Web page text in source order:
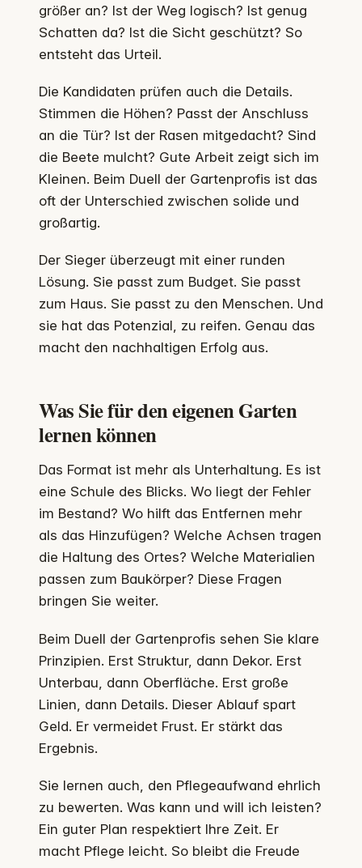
größer an? Ist der Weg logisch? Ist genug
Schatten da? Ist die Sicht geschützt? So
entsteht das Urteil.
Die Kandidaten prüfen auch die Details.
Stimmen die Höhen? Passt der Anschluss
an die Tür? Ist der Rasen mitgedacht? Sind
die Beete mulcht? Gute Arbeit zeigt sich im
Kleinen. Beim Duell der Gartenprofis ist das
oft der Unterschied zwischen solide und
großartig.
Der Sieger überzeugt mit einer runden
Lösung. Sie passt zum Budget. Sie passt
zum Haus. Sie passt zu den Menschen. Und
sie hat das Potenzial, zu reifen. Genau das
macht den nachhaltigen Erfolg aus.
Was Sie für den eigenen Garten
lernen können
Das Format ist mehr als Unterhaltung. Es ist
eine Schule des Blicks. Wo liegt der Fehler
im Bestand? Wo hilft das Entfernen mehr
als das Hinzufügen? Welche Achsen tragen
die Haltung des Ortes? Welche Materialien
passen zum Baukörper? Diese Fragen
bringen Sie weiter.
Beim Duell der Gartenprofis sehen Sie klare
Prinzipien. Erst Struktur, dann Dekor. Erst
Unterbau, dann Oberfläche. Erst große
Linien, dann Details. Dieser Ablauf spart
Geld. Er vermeidet Frust. Er stärkt das
Ergebnis.
Sie lernen auch, den Pflegeaufwand ehrlich
zu bewerten. Was kann und will ich leisten?
Ein guter Plan respektiert Ihre Zeit. Er
macht Pflege leicht. So bleibt die Freude